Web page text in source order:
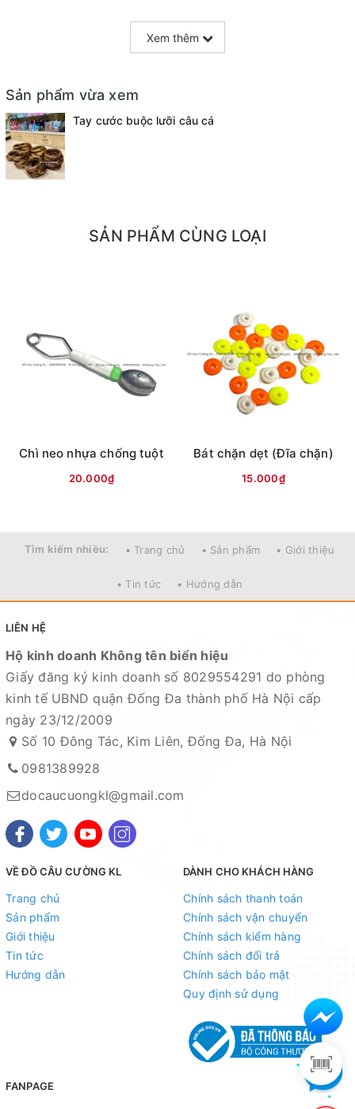
Xem thêm
Sản phẩm vừa xem
Tay cước buộc lưỡi câu cá
SẢN PHẨM CÙNG LOẠI
Chì neo nhựa chống tuột
20.000₫
Bát chặn dẹt (Đĩa chặn)
15.000₫
Tìm kiếm nhiều: • Trang chủ • Sản phẩm • Giới thiệu
• Tin tức • Hướng dẫn
LIÊN HỆ
Hộ kinh doanh Không tên biển hiệu
Giấy đăng ký kinh doanh số 8029554291 do phòng
kinh tế UBND quận Đống Đa thành phố Hà Nội cấp
ngày 23/12/2009
Số 10 Đông Tác, Kim Liên, Đống Đa, Hà Nội
0981389928
docaucuongkl@gmail.com
VỀ ĐỒ CÂU CƯỜNG KL
Trang chủ
Sản phẩm
Giới thiệu
Tin tức
Hướng dẫn
DÀNH CHO KHÁCH HÀNG
Chính sách thanh toán
Chính sách vận chuyển
Chính sách kiểm hàng
Chính sách đổi trả
Chính sách bảo mật
Quy định sử dụng
FANPAGE